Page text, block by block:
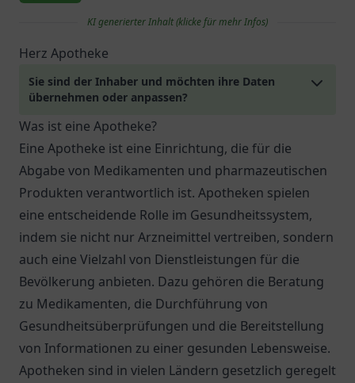
KI generierter Inhalt (klicke für mehr Infos)
Herz Apotheke
Sie sind der Inhaber und möchten ihre Daten
übernehmen oder anpassen?
Was ist eine Apotheke?
Eine Apotheke ist eine Einrichtung, die für die
Abgabe von Medikamenten und pharmazeutischen
Produkten verantwortlich ist. Apotheken spielen
eine entscheidende Rolle im Gesundheitssystem,
indem sie nicht nur Arzneimittel vertreiben, sondern
auch eine Vielzahl von Dienstleistungen für die
Bevölkerung anbieten. Dazu gehören die Beratung
zu Medikamenten, die Durchführung von
Gesundheitsüberprüfungen und die Bereitstellung
von Informationen zu einer gesunden Lebensweise.
Apotheken sind in vielen Ländern gesetzlich geregelt